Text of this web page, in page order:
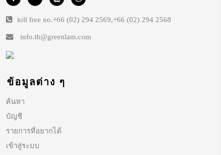
toll free no.+66 (02) 294 2569,+66 (02) 294 2568
info.th@greenlam.com
ข้อมูลต่าง ๆ
ค้นหา
บัญชี
รายการที่อยากได้
เข้าสู่ระบบ